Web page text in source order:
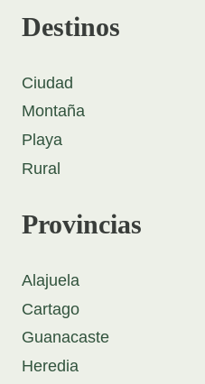
Destinos
Ciudad
Montaña
Playa
Rural
Provincias
Alajuela
Cartago
Guanacaste
Heredia